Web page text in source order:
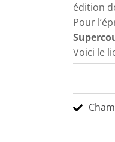
édition
Pour
Voici le